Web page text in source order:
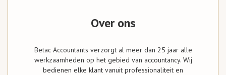
Over ons
Betac Accountants verzorgt al meer dan 25 jaar alle
werkzaamheden op het gebied van accountancy. Wij
bedienen elke klant vanuit professionaliteit en